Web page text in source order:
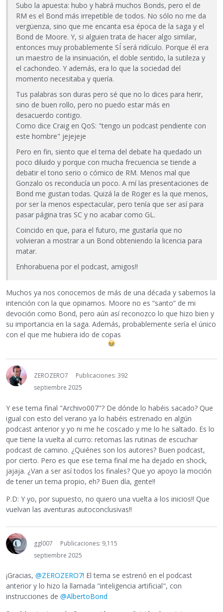
Subo la apuesta: hubo y habrá muchos Bonds, pero el de
RM es el Bond más irrepetible de todos. No sólo no me da
vergüenza, sino que me encanta esa época de la saga y el
Bond de Moore. Y, si alguien trata de hacer algo similar,
entonces muy probablemente SÍ será ridículo. Porque él era
un maestro de la insinuación, el doble sentido, la sutileza y
el cachondeo. Y además, era lo que la sociedad del
momento necesitaba y quería.
Tus palabras son duras pero sé que no lo dices para herir,
sino de buen rollo, pero no puedo estar más en
desacuerdo contigo.
Como dice Craig en QoS: "tengo un podcast pendiente con
este hombre" jejejeje
Pero en fin, siento que el tema del debate ha quedado un
poco diluido y porque con mucha frecuencia se tiende a
debatir el tono serio o cómico de RM. Menos mal que
Gonzalo os reconducía un poco. A mí las presentaciones de
Bond me gustan todas. Quizá la de Roger es la que menos,
por ser la menos espectacular, pero tenía que ser así para
pasar página tras SC y no acabar como GL.
Coincido en que, para el futuro, me gustaría que no
volvieran a mostrar a un Bond obteniendo la licencia para
matar.
Enhorabuena por el podcast, amigos!!
Muchos ya nos conocemos de más de una década y sabemos la
intención con la que opinamos. Moore no es “santo” de mi
devoción como Bond, pero aún así reconozco lo que hizo bien y
su importancia en la saga. Además, probablemente sería el único
con el que me hubiera ido de copas
ZEROZERO7
Publicaciones: 392
septiembre 2025
Y ese tema final "Archivo007"? De dónde lo habéis sacado? Que
igual con esto del verano ya lo habéis estrenado en algún
podcast anterior y yo ni me he coscado y me lo he saltado. Es lo
que tiene la vuelta al curro: retomas las rutinas de escuchar
podcast de camino. ¿Quiénes son los autores? Buen podcast,
por cierto. Pero es que ese tema final me ha dejado en shock,
jajaja. ¿Van a ser así todos los finales? Que yo apoyo la moción
de tener un tema propio, eh? Buen día, gente!!
P.D: Y yo, por supuesto, no quiero una vuelta a los inicios!! Que
vuelvan las aventuras autoconclusivas!!
ggl007
Publicaciones: 9,115
septiembre 2025
¡Gracias, @ZEROZERO7! El tema se estrenó en el podcast
anterior y lo hizo la llamada "inteligencia artificial", con
instrucciones de @AlbertoBond